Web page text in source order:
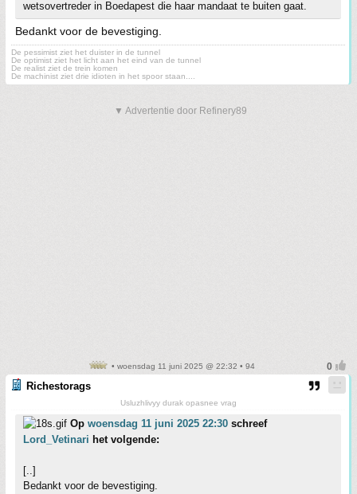
wetsovertreder in Boedapest die haar mandaat te buiten gaat.
Bedankt voor de bevestiging.
De pessimist ziet het duister in de tunnel
De optimist ziet het licht aan het eind van de tunnel
De realist ziet de trein komen
De machinist ziet drie idioten in het spoor staan....
▼ Advertentie door Refinery89
• woensdag 11 juni 2025 @ 22:32 • 94
Richestorags
Usluzhlivyy durak opasnee vrag
Op woensdag 11 juni 2025 22:30 schreef
Lord_Vetinari het volgende:
[..]
Bedankt voor de bevestiging.